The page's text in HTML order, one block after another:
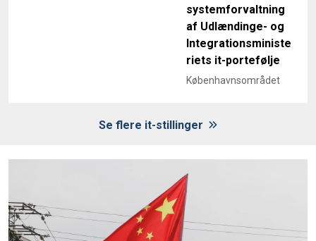
systemforvaltning
af Udlændinge- og
Integrationsministe
riets it-portefølje
Københavnsområdet
Se flere it-stillinger